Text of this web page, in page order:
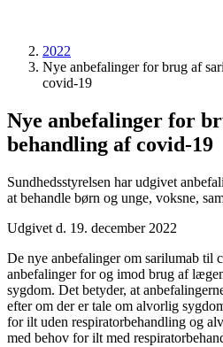
2022
Nye anbefalinger for brug af
covid-19
Nye anbefalinger for
behandling af covid-19
Sundhedsstyrelsen har udgivet
at behandle børn og unge, voksne,
Udgivet d. 19. december 2022
De nye anbefalinger om sarilumab til
anbefalinger for og imod brug af
sygdom. Det betyder, at
efter om der er tale om alvorlig
for ilt uden respiratorbehandling og
med behov for ilt med